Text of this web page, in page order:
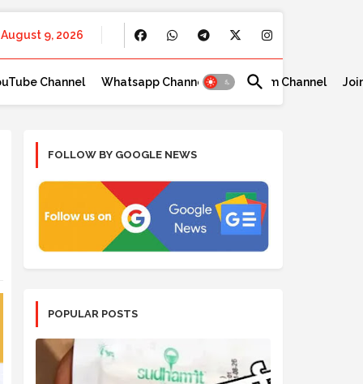
August 9, 2026
Channel Whatsapp Channel Telegram Channel
FOLLOW BY GOOGLE NEWS
POPULAR POSTS